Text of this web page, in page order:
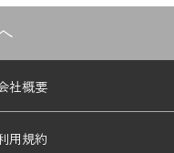
社概要
用規約